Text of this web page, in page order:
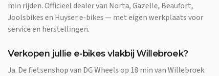
min rijden. Officieel dealer van Norta, Gazelle, Beaufort,
Joolsbikes en Huyser e-bikes — met eigen werkplaats voor
service en herstellingen.
Verkopen jullie e-bikes vlakbij Willebroek?
Ja. De fietsenshop van DG Wheels op 18 min van Willebroek